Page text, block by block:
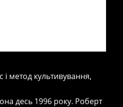
метод культивування,
десь 1996 року. Роберт